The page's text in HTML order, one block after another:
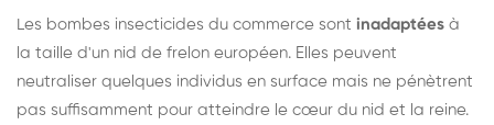
Les bombes insecticides du commerce sont inadaptées à
la taille d'un nid de frelon européen. Elles peuvent
neutraliser quelques individus en surface mais ne pénètrent
pas suffisamment pour atteindre le cœur du nid et la reine.